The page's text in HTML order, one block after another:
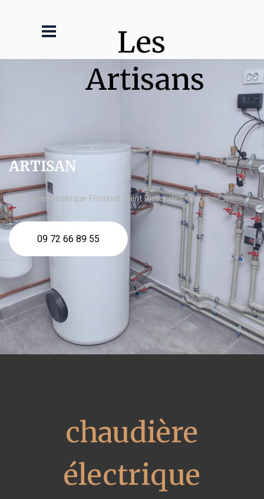
Les
Artisans
ARTISAN
chaudière électrique Frisquet Saint Pierre des Corps
09 72 66 89 55
chaudière
électrique